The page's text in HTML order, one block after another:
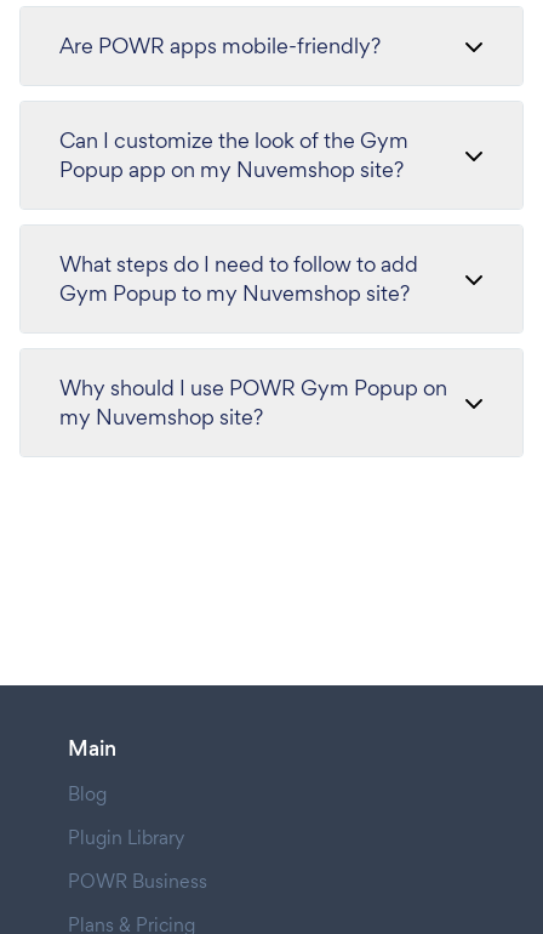
Are POWR apps mobile-friendly?
Can I customize the look of the Gym
Popup app on my Nuvemshop site?
What steps do I need to follow to add
Gym Popup to my Nuvemshop site?
Why should I use POWR Gym Popup on
my Nuvemshop site?
Main
Blog
Plugin Library
POWR Business
Plans & Pricing